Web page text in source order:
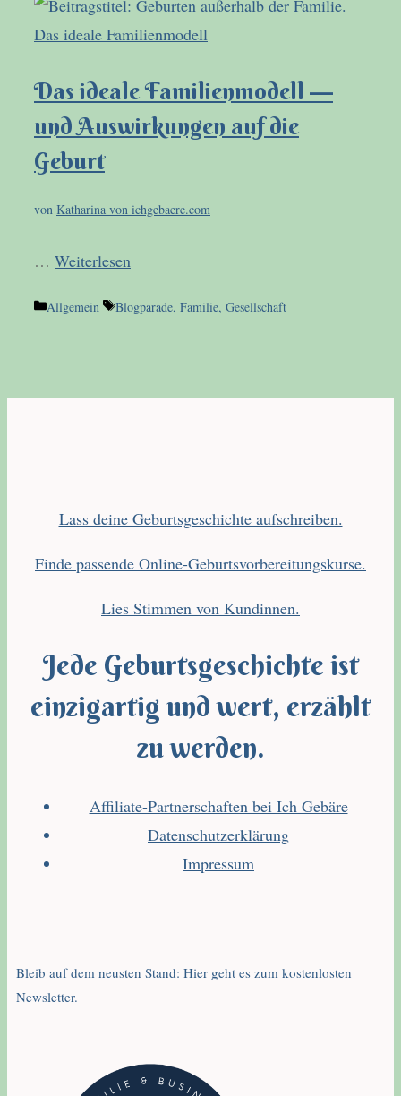
Das ideale Familienmodell —
und Auswirkungen auf die
Geburt
von Katharina von ichgebaere.com
… Weiterlesen
Kategorien
Allgemein Schlagwörter
Blogparade, Familie, Gesellschaft
Lass deine Geburtsgeschichte aufschreiben.
Finde passende Online-Geburtsvorbereitungskurse.
Lies Stimmen von Kundinnen.
Jede Geburtsgeschichte ist
einzigartig und wert, erzählt
zu werden.
Affiliate-Partnerschaften bei Ich Gebäre
Datenschutzerklärung
Impressum
Bleib auf dem neusten Stand: Hier geht es zum kostenlosten
Newsletter.